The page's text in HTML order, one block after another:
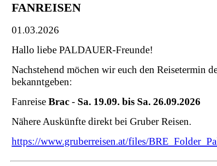
FANREISEN
01.03.2026
Hallo liebe PALDAUER-Freunde!
Nachstehend möchen wir euch den Reisetermin
bekanntgeben:
Fanreise Brac - Sa. 19.09. bis Sa. 26.09.2026
Nähere Auskünfte direkt bei Gruber Reisen.
https://www.gruberreisen.at/files/